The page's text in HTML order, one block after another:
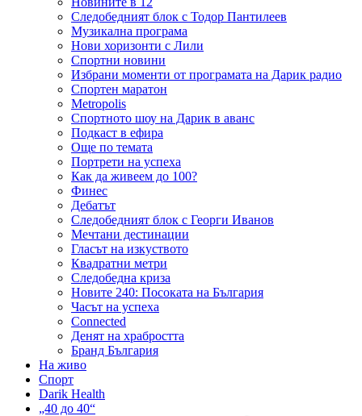
Следобедният блок с Тодор Пантилеев
Музикална програма
Нови хоризонти с Лили
Спортни новини
Избрани моменти от програмата на Дарик радио
Спортен маратон
Metropolis
Спортното шоу на Дарик в аванс
Подкаст в ефира
Още по темата
Портрети на успеха
Как да живеем до 100?
Финес
Дебатът
Следобедният блок с Георги Иванов
Мечтани дестинации
Гласът на изкуството
Квадратни метри
Следобедна криза
Новите 240: Посоката на България
Часът на успеха
Connected
Денят на храбростта
Бранд България
На живо
Спорт
Darik Health
„40 до 40“